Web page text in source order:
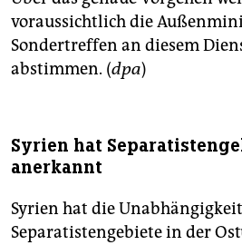
voraussichtlich die
Sondertreffen an diesem
abstimmen. (dpa)
Syrien hat
anerkannt
Syrien hat die
Separatistengebiete in der